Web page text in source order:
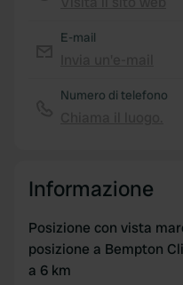
E-mail
Numero di telefono
Informazione
Posizione con vista
posizione a Bempton
a 6 km